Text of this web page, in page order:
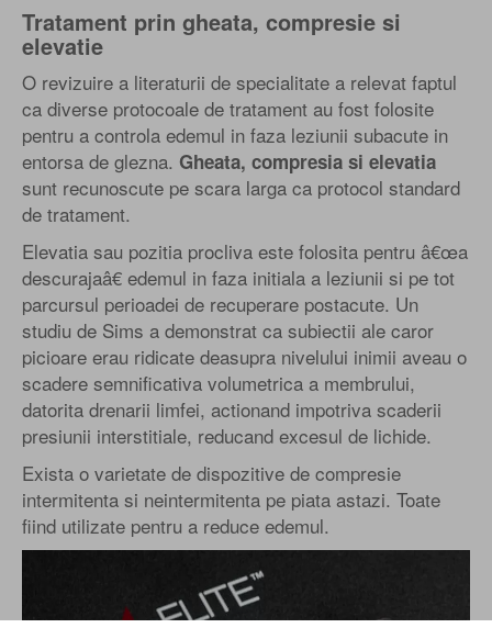
Tratament prin gheata, compresie si
elevatie
O revizuire a literaturii de specialitate a relevat faptul
ca diverse protocoale de tratament au fost folosite
pentru a controla edemul in faza leziunii subacute in
entorsa de glezna. Gheata, compresia si elevatia
sunt recunoscute pe scara larga ca protocol standard
de tratament.
Elevatia sau pozitia procliva este folosita pentru â€œa
descurajaâ€ edemul in faza initiala a leziunii si pe tot
parcursul perioadei de recuperare postacute. Un
studiu de Sims a demonstrat ca subiectii ale caror
picioare erau ridicate deasupra nivelului inimii aveau o
scadere semnificativa volumetrica a membrului,
datorita drenarii limfei, actionand impotriva scaderii
presiunii interstitiale, reducand excesul de lichide.
Exista o varietate de dispozitive de compresie
intermitenta si neintermitenta pe piata astazi. Toate
fiind utilizate pentru a reduce edemul.